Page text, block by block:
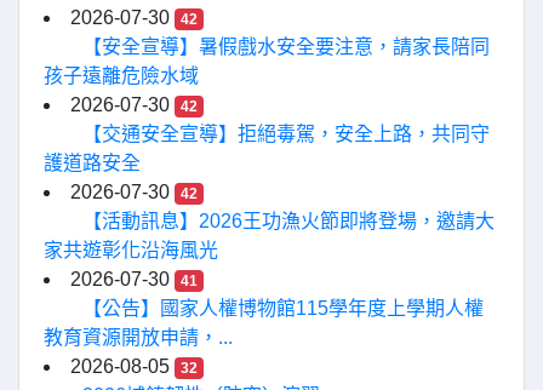
2026-07-30
42
【安全宣導】暑假戲水安全要注意，請家長陪同
孩子遠離危險水域
2026-07-30
42
【交通安全宣導】拒絕毒駕，安全上路，共同守
護道路安全
2026-07-30
42
【活動訊息】2026王功漁火節即將登場，邀請大
家共遊彰化沿海風光
2026-07-30
41
【公告】國家人權博物館115學年度上學期人權
教育資源開放申請，...
2026-08-05
32